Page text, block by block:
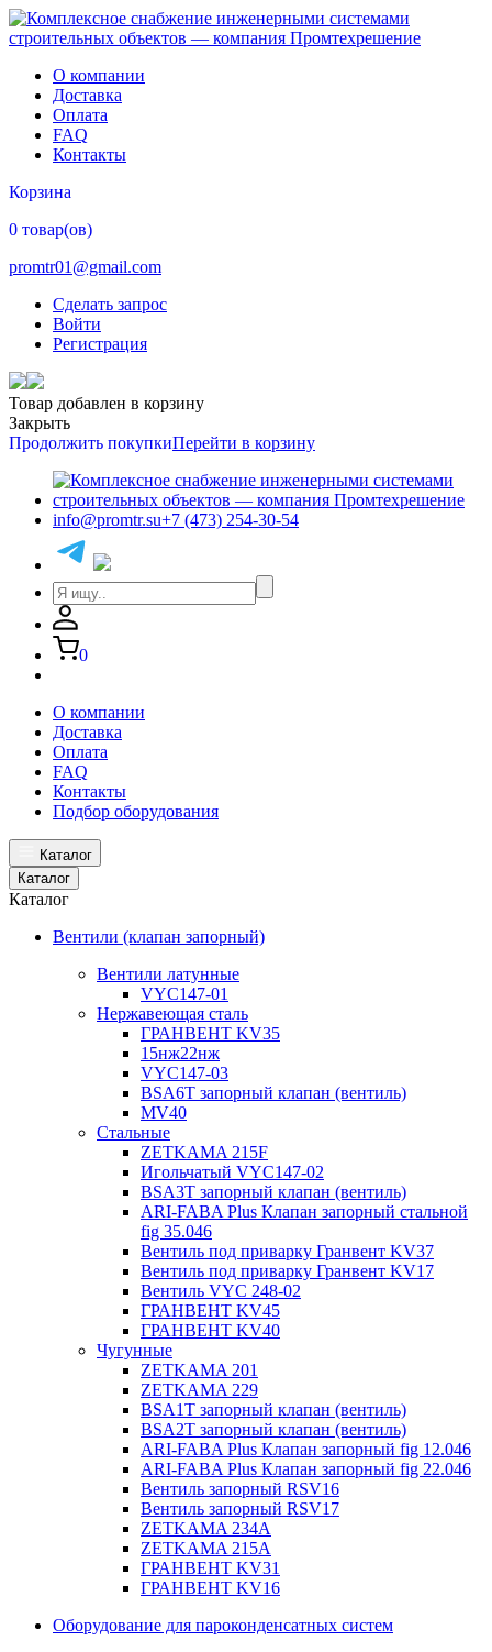
О компании
Доставка
Оплата
FAQ
Контакты
Корзина
0 товар(ов)
promtr01@gmail.com
Сделать запрос
Войти
Регистрация
Товар добавлен в корзину
Закрыть
Продолжить покупкиПерейти в корзину
info@promtr.su+7 (473) 254-30-54
0
О компании
Доставка
Оплата
FAQ
Контакты
Подбор оборудования
Каталог
Каталог
Каталог
Вентили (клапан запорный)
Вентили латунные
VYC147-01
Нержавеющая сталь
ГРАНВЕНТ KV35
15нж22нж
VYC147-03
BSA6T запорный клапан (вентиль)
MV40
Стальные
ZETKAMA 215F
Игольчатый VYC147-02
BSA3T запорный клапан (вентиль)
ARI-FABA Plus Клапан запорный стальной
fig 35.046
Вентиль под приварку Гранвент KV37
Вентиль под приварку Гранвент KV17
Вентиль VYC 248-02
ГРАНВЕНТ KV45
ГРАНВЕНТ KV40
Чугунные
ZETKAMA 201
ZETKAMA 229
BSA1T запорный клапан (вентиль)
BSA2T запорный клапан (вентиль)
ARI-FABA Plus Клапан запорный fig 12.046
ARI-FABA Plus Клапан запорный fig 22.046
Вентиль запорный RSV16
Вентиль запорный RSV17
ZETKAMA 234A
ZETKAMA 215A
ГРАНВЕНТ KV31
ГРАНВЕНТ KV16
Оборудование для пароконденсатных систем